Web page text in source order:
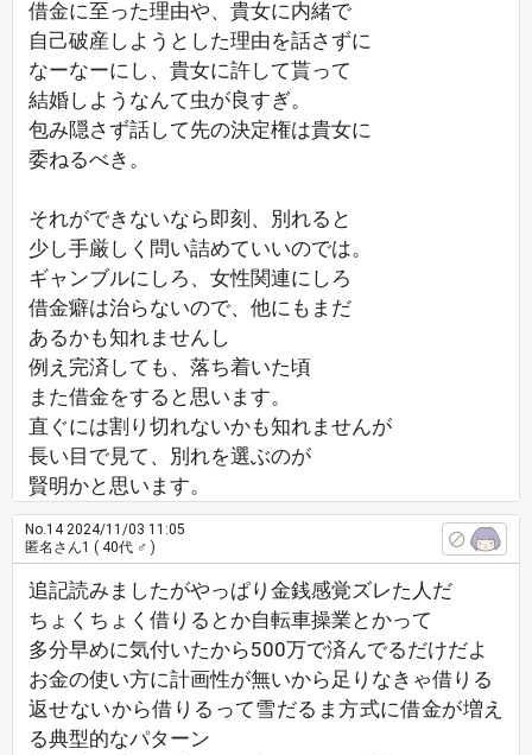
借金に至った理由や、貴女に内緒で
自己破産しようとした理由を話さずに
なーなーにし、貴女に許して貰って
結婚しようなんて虫が良すぎ。
包み隠さず話して先の決定権は貴女に
委ねるべき。
それができないなら即刻、別れると
少し手厳しく問い詰めていいのでは。
ギャンブルにしろ、女性関連にしろ
借金癖は治らないので、他にもまだ
あるかも知れませんし
例え完済しても、落ち着いた頃
また借金をすると思います。
直ぐには割り切れないかも知れませんが
長い目で見て、別れを選ぶのが
賢明かと思います。
No.142024/11/03 11:05
匿名さん1 ( 40代 ♂ )
追記読みましたがやっぱり金銭感覚ズレた人だ
ちょくちょく借りるとか自転車操業とかって
多分早めに気付いたから500万で済んでるだけだよ
お金の使い方に計画性が無いから足りなきゃ借りる
返せないから借りるって雪だるま方式に借金が増え
る典型的なパターン